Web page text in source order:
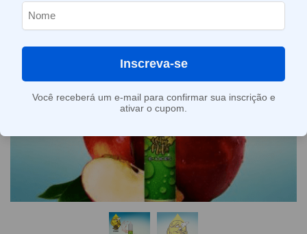
Inscreva-se
Você receberá um e-mail para confirmar sua inscrição e
ativar o cupom.